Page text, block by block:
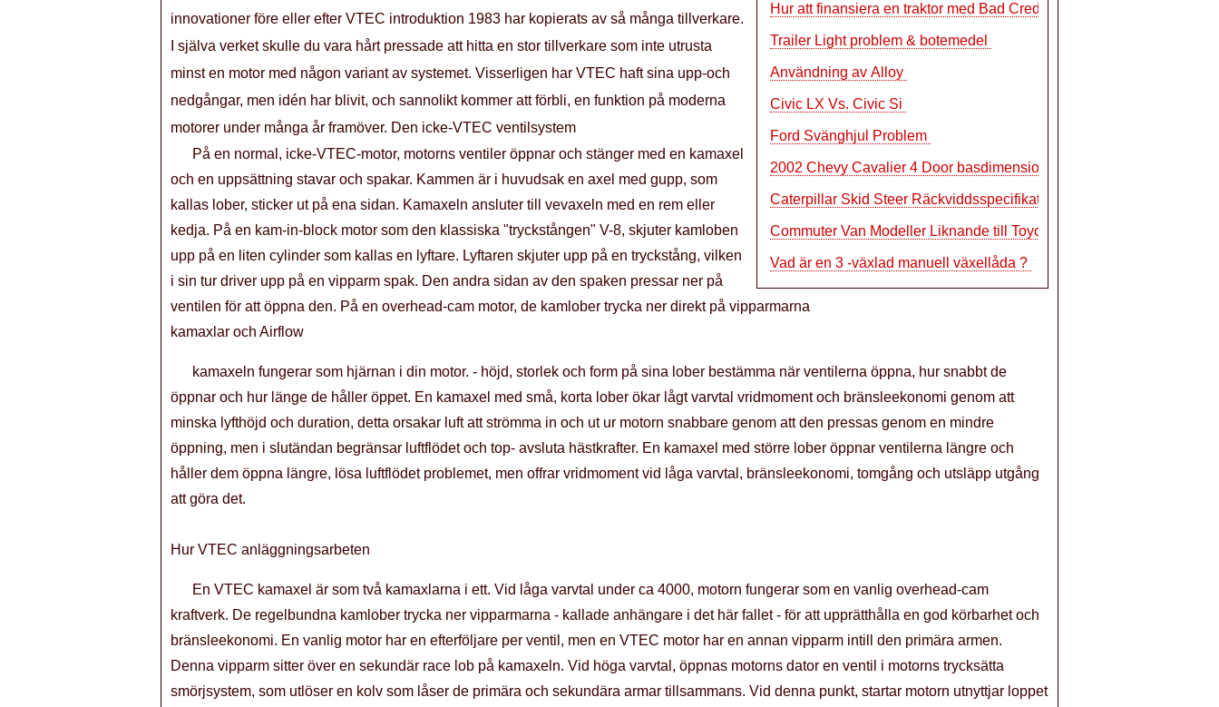
Hur att finansiera en traktor med Bad Credit
Trailer Light problem & botemedel
Användning av Alloy
Civic LX Vs. Civic Si
Ford Svänghjul Problem
2002 Chevy Cavalier 4 Door basdimensioner
Caterpillar Skid Steer Räckviddsspecifikatio
Commuter Van Modeller Liknande till Toyota Hi
Vad är en 3 -växlad manuell växellåda ?
innovationer före eller efter VTEC introduktion 1983 har kopierats av så många tillverkare.
I själva verket skulle du vara hårt pressade att hitta en stor tillverkare som inte utrusta
minst en motor med någon variant av systemet. Visserligen har VTEC haft sina upp-och
nedgångar, men idén har blivit, och sannolikt kommer att förbli, en funktion på moderna
motorer under många år framöver. Den icke-VTEC ventilsystem
På en normal, icke-VTEC-motor, motorns ventiler öppnar och stänger med en kamaxel
och en uppsättning stavar och spakar. Kammen är i huvudsak en axel med gupp, som
kallas lober, sticker ut på ena sidan. Kamaxeln ansluter till vevaxeln med en rem eller
kedja. På en kam-in-block motor som den klassiska "tryckstången" V-8, skjuter kamloben
upp på en liten cylinder som kallas en lyftare. Lyftaren skjuter upp på en tryckstång, vilken
i sin tur driver upp på en vipparm spak. Den andra sidan av den spaken pressar ner på
ventilen för att öppna den. På en overhead-cam motor, de kamlober trycka ner direkt på vipparmarna
kamaxlar och Airflow
kamaxeln fungerar som hjärnan i din motor. - höjd, storlek och form på sina lober bestämma när ventilerna öppna, hur snabbt de
öppnar och hur länge de håller öppet. En kamaxel med små, korta lober ökar lågt varvtal vridmoment och bränsleekonomi genom att
minska lyfthöjd och duration, detta orsakar luft att strömma in och ut ur motorn snabbare genom att den pressas genom en mindre
öppning, men i slutändan begränsar luftflödet och top- avsluta hästkrafter. En kamaxel med större lober öppnar ventilerna längre och
håller dem öppna längre, lösa luftflödet problemet, men offrar vridmoment vid låga varvtal, bränsleekonomi, tomgång och utsläpp utgång
att göra det.
Hur VTEC anläggningsarbeten
En VTEC kamaxel är som två kamaxlarna i ett. Vid låga varvtal under ca 4000, motorn fungerar som en vanlig overhead-cam
kraftverk. De regelbundna kamlober trycka ner vipparmarna - kallade anhängare i det här fallet - för att upprätthålla en god körbarhet och
bränsleekonomi. En vanlig motor har en efterföljare per ventil, men en VTEC motor har en annan vipparm intill den primära armen.
Denna vipparm sitter över en sekundär race lob på kamaxeln. Vid höga varvtal, öppnas motorns dator en ventil i motorns trycksätta
smörjsystem, som utlöser en kolv som låser de primära och sekundära armar tillsammans. Vid denna punkt, startar motorn utnyttjar loppet